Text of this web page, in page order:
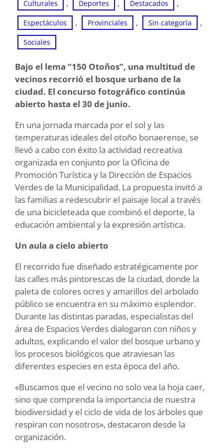
Culturales , Deportes , Destacados ,
Espectáculos , Provinciales , Sin categoría ,
Sociales
Bajo el lema “150 Otoños”, una multitud de
vecinos recorrió el bosque urbano de la
ciudad. El concurso fotográfico continúa
abierto hasta el 30 de junio.
En una jornada marcada por el sol y las
temperaturas ideales del otoño bonaerense, se
llevó a cabo con éxito la actividad recreativa
organizada en conjunto por la Oficina de
Promoción Turística y la Dirección de Espacios
Verdes de la Municipalidad. La propuesta invitó a
las familias a redescubrir el paisaje local a través
de una bicicleteada que combinó el deporte, la
educación ambiental y la expresión artística.
Un aula a cielo abierto
El recorrido fue diseñado estratégicamente por
las calles más pintorescas de la ciudad, donde la
paleta de colores ocres y amarillos del arbolado
público se encuentra en su máximo esplendor.
Durante las distintas paradas, especialistas del
área de Espacios Verdes dialogaron con niños y
adultos, explicando el valor del bosque urbano y
los procesos biológicos que atraviesan las
diferentes especies en esta época del año.
«Buscamos que el vecino no solo vea la hoja caer,
sino que comprenda la importancia de nuestra
biodiversidad y el ciclo de vida de los árboles que
respiran con nosotros», destacaron desde la
organización.